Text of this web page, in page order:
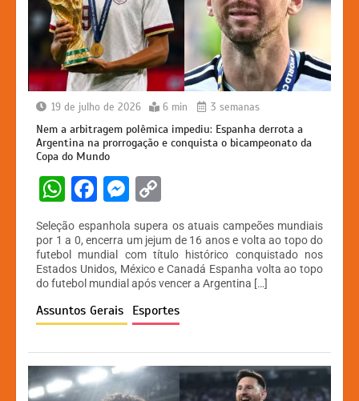
19 de julho de 2026 6 min 3 semanas
Nem a arbitragem polêmica impediu: Espanha derrota a
Argentina na prorrogação e conquista o bicampeonato da
Copa do Mundo
W
h
at
s
A
p
F
a
c
e
b
o
k
M
s
s
e
n
er
p
y
Li
n
Seleção espanhola supera os atuais campeões mundiais
por 1 a 0, encerra um jejum de 16 anos e volta ao topo do
futebol mundial com título histórico conquistado nos
Estados Unidos, México e Canadá Espanha volta ao topo
do futebol mundial após vencer a Argentina […]
Assuntos Gerais Esportes